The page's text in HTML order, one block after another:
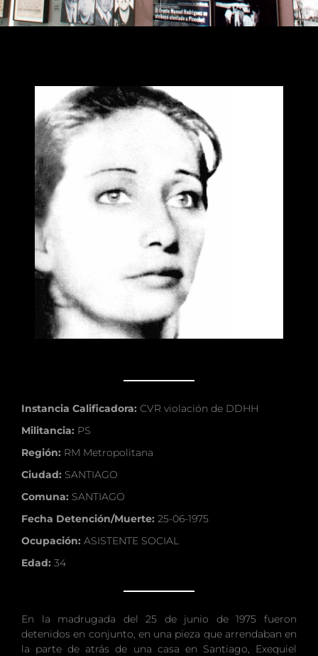
Instancia Calificadora: CVR violación de DDHH
Militancia: PS
Región: RM Metropolitana
Ciudad: SANTIAGO
Comuna: SANTIAGO
Fecha Detención/Muerte: 25-06-1975
Ocupación: ASISTENTE SOCIAL
Edad: 34
En la madrugada del 25 de junio de 1975 fueron
detenidos en conjunto, en una pieza que arrendaban en
la parte de atrás de una casa en Santiago, Exequiel